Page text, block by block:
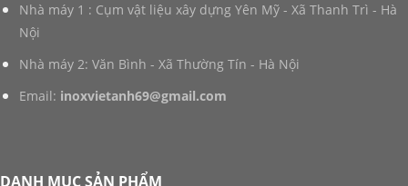
Nhà máy 1 : Cụm vật liệu xây dựng Yên Mỹ - Xã Thanh Trì - Hà
Nội
Nhà máy 2: Văn Bình - Xã Thường Tín - Hà Nội
Email: inoxvietanh69@gmail.com
DANH MỤC SẢN PHẨM